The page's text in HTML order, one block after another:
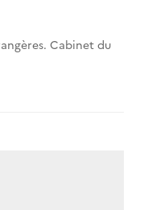
Cabinet du